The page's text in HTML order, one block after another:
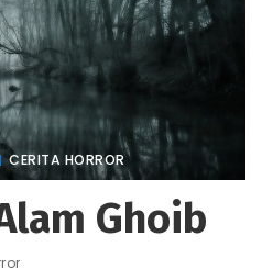
CERITA HORROR
Ghoib